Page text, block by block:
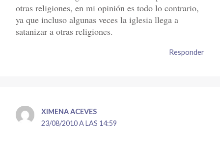
otras religiones, en mi opinión es todo lo contrario,
ya que incluso algunas veces la iglesia llega a
satanizar a otras religiones.
Responder
XIMENA ACEVES
23/08/2010 A LAS 14:59